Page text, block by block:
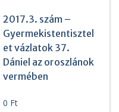
2017.3. szám –
Gyermekistentisztel
et vázlatok 37.
Dániel az oroszlánok
vermében
0 Ft